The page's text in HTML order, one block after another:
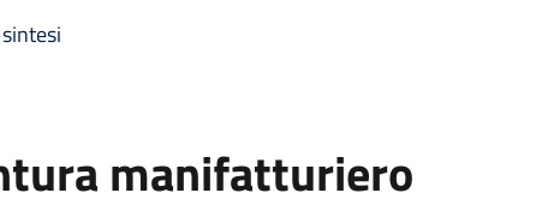
manifatturiero